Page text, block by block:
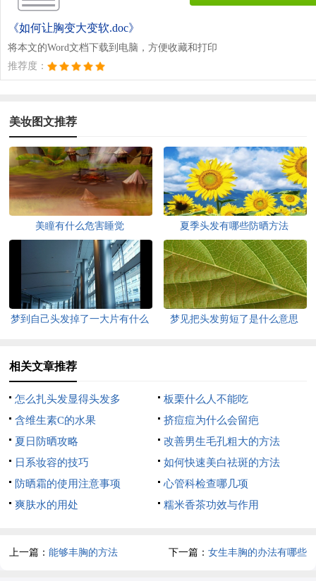
《如何让胸变大变软.doc》
将本文的Word文档下载到电脑，方便收藏和打印
推荐度：
美妆图文推荐
美瞳有什么危害睡觉 夏季头发有哪些防晒方法
梦到自己头发掉了一大片有什么
梦见把头发剪短了是什么意思
相关文章推荐
怎么扎头发显得头发多
板栗什么人不能吃
含维生素C的水果
挤痘痘为什么会留疤
夏日防晒攻略
改善男生毛孔粗大的方法
日系妆容的技巧
如何快速美白祛斑的方法
防晒霜的使用注意事项
心管科检查哪几项
爽肤水的用处
糯米香茶功效与作用
上一篇：能够丰胸的方法 下一篇： 女生丰胸的办法有哪些